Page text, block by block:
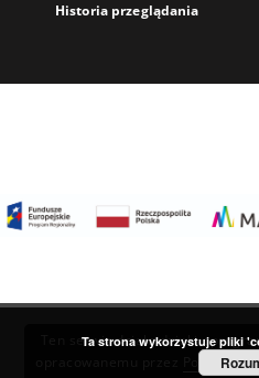
Historia przeglądania
Ten serwis działa dzięki
Ta strona wykorzystuje pliki